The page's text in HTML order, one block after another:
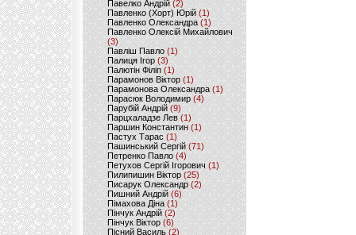
Павелко Андрій (2)
Павленко (Хорт) Юрій (1)
Павленко Олександра (1)
Павленко Олексій Михайлович
(3)
Павліш Павло(1)
Палиця Ігор (3)
Палютін Філіп(1)
Парамонов Віктор (1)
Парамонова Олександра(1)
Парасюк Володимир(4)
Парубій Андрій (9)
Парцхаладзе Лев (1)
Паршин Константин(1)
Пастух Тарас (1)
Пашинський Сергій (71)
Петренко Павло (4)
Петухов Сергій Ігорович (1)
Пилипишин Віктор(25)
Писарук Олександр(2)
Пишний Андрій (6)
Пімахова Діна(1)
Пінчук Андрій(2)
Пінчук Віктор (6)
Пісний Василь (2)